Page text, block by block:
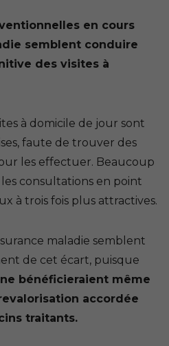
en cours
semblent conduire
des visites à
à domicile de jour sont
faute de trouver des
les effectuer. Beaucoup
consultations en point
à trois fois plus attractives.
maladie semblent
de cet écart, puisque
bénéficieraient même
accordée
traitants.